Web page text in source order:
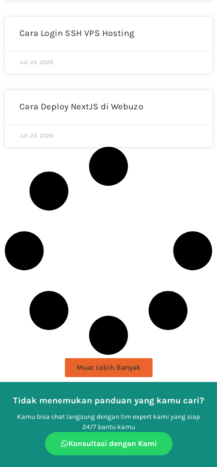
Cara Login SSH VPS Hosting
Juli 24, 2026
Cara Deploy NextJS di Webuzo
Juli 23, 2026
Muat Lebih Banyak
Tidak menemukan panduan yang kamu cari?
Kamu bisa chat langsung dengan tim expert kami yang siap
24/7 bantu kamu
Konsultasi dengan Kami